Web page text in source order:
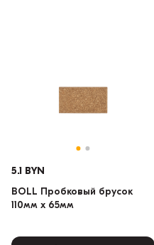
5.1 BYN
BOLL Пробковый брусок
110мм x 65мм